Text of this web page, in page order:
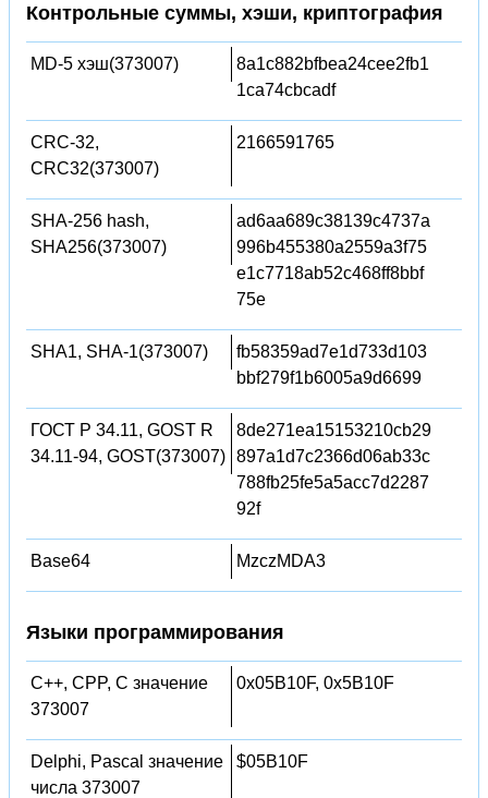
Контрольные суммы, хэши, криптография
MD-5 хэш(373007)
8a1c882bfbea24cee2fb1
1ca74cbcadf
CRC-32,
CRC32(373007)
2166591765
SHA-256 hash,
SHA256(373007)
ad6aa689c38139c4737a
996b455380a2559a3f75
e1c7718ab52c468ff8bbf
75e
SHA1, SHA-1(373007)
fb58359ad7e1d733d103
bbf279f1b6005a9d6699
ГОСТ Р 34.11, GOST R
34.11-94, GOST(373007)
8de271ea15153210cb29
897a1d7c2366d06ab33c
788fb25fe5a5acc7d2287
92f
Base64 MzczMDA3
Языки программирования
C++, CPP, C значение
373007
0x05B10F, 0x5B10F
Delphi, Pascal значение
числа 373007
$05B10F